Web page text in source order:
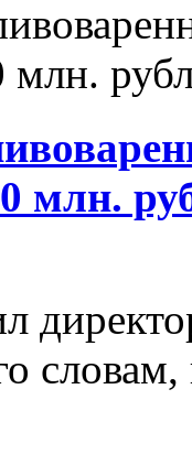
млн.
словам,